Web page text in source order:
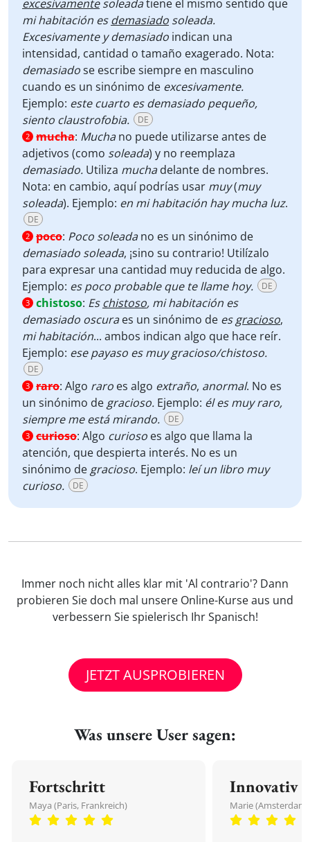
excesivamentesoleadatiene el mismo sentido que
mi habitación esdemasiado soleada.
Excesivamente y demasiado indican una
intensidad, cantidad o tamaño exagerado. Nota:
demasiadose escribe siempre en masculino
cuando es un sinónimo de excesivamente.
Ejemplo: este cuarto es demasiado pequeño,
siento claustrofobia.
DE
2 mucha: Muchano puede utilizarse antes de
adjetivos (como soleada) y no reemplaza
demasiado. Utiliza muchadelante de nombres.
Nota: en cambio, aquí podrías usar muy(muy
soleada). Ejemplo: en mi habitación hay mucha luz.
DE
2 poco: Poco soleadano es un sinónimo de
demasiado soleada, ¡sino su contrario! Utilízalo
para expresar una cantidad muy reducida de algo.
Ejemplo: es poco probable que te llame hoy. DE
3 chistoso: Eschistoso, mi habitación es
demasiado oscuraes un sinónimo de esgracioso,
mi habitación... ambos indican algo que hace reír.
Ejemplo: ese payaso es muy gracioso/chistoso.
DE
3 raro: Algo raro es algo extraño, anormal. No es
un sinónimo de gracioso. Ejemplo: él es muy raro,
siempre me está mirando.
DE
3 curioso: Algo curioso es algo que llama la
atención, que despierta interés. No es un
sinónimo de gracioso. Ejemplo: leí un libro muy
curioso.
DE
Immer noch nicht alles klar mit 'Al contrario'? Dann
probieren Sie doch mal unsere Online-Kurse aus und
verbessern Sie spielerisch Ihr Spanisch!
JETZT AUSPROBIEREN
Was unsere User sagen:
Fortschritt
Maya (Paris, Frankreich)
Innovativ
Marie